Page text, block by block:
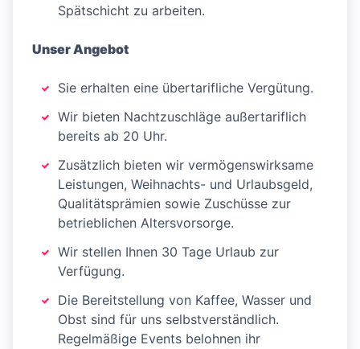
Spätschicht zu arbeiten.
Unser Angebot
Sie erhalten eine übertarifliche Vergütung.
Wir bieten Nachtzuschläge außertariflich
bereits ab 20 Uhr.
Zusätzlich bieten wir vermögenswirksame
Leistungen, Weihnachts- und Urlaubsgeld,
Qualitätsprämien sowie Zuschüsse zur
betrieblichen Altersvorsorge.
Wir stellen Ihnen 30 Tage Urlaub zur
Verfügung.
Die Bereitstellung von Kaffee, Wasser und
Obst sind für uns selbstverständlich.
Regelmäßige Events belohnen ihr